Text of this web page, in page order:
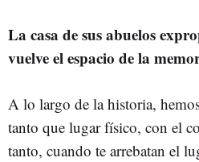
La casa de sus abuelos
vuelve el espacio de la
A lo largo de la historia,
tanto que lugar físico, con el
tanto, cuando te arrebatan el